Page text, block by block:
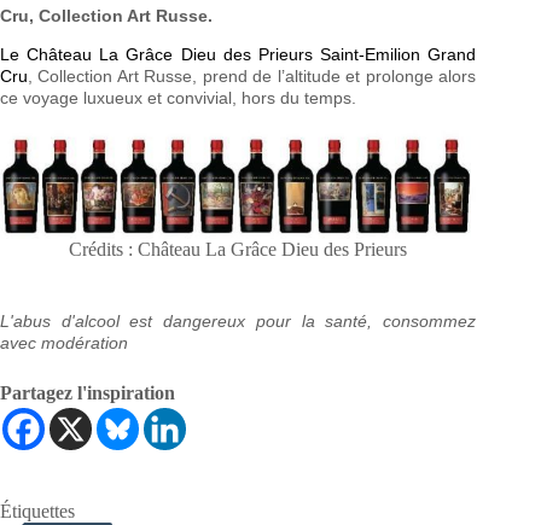
Cru, Collection Art Russe.
Le Château La Grâce Dieu des Prieurs Saint-Emilion Grand
Cru , Collection Art Russe, prend de l’altitude et prolonge alors
ce voyage luxueux et convivial, hors du temps.
Crédits : Château La Grâce Dieu des Prieurs
L'abus d'alcool est dangereux pour la santé, consommez
avec modération
Partagez l'inspiration
Étiquettes